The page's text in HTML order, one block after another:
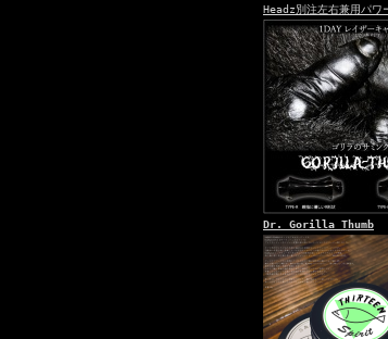
Headz別注左右兼用パワ
Dr. Gorilla Thumb